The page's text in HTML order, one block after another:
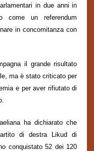
in due anniin
un referendum
in concomitanza con
il grande risultato
ma è stato criticato per
e per aver rifiutato di
ha dichiarato che
di destra Likud di
conquistato 52 dei 120